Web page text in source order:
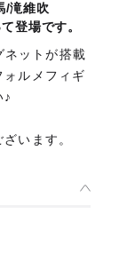
/滝維吹
登場です。
ネットが搭載
ォルメフィギ
♪
います。